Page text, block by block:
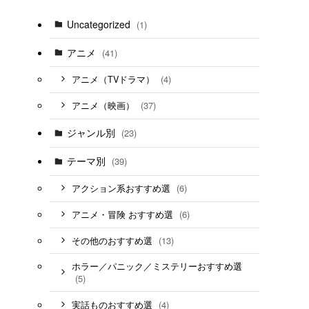
Uncategorized (1)
アニメ (41)
アニメ（TVドラマ） (4)
アニメ（映画） (37)
ジャンル別 (23)
テーマ別 (39)
アクション系おすすめ選 (6)
アニメ・冒険 おすすめ選 (6)
その他のおすすめ選 (13)
ホラー／パニック／ミステリーおすすめ選
(5)
実話ものおすすめ選 (4)